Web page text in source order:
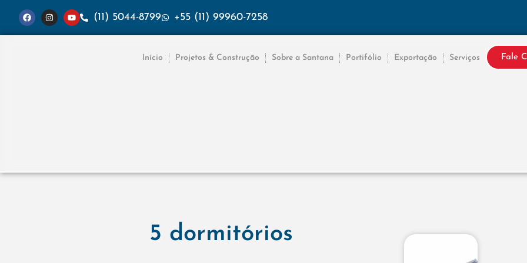
(11) 5044-8799 +55 (11) 99960-7258
Início Projetos & Construção Sobre a Santana Portifólio Exportação Serviços Fale
5 dormitórios